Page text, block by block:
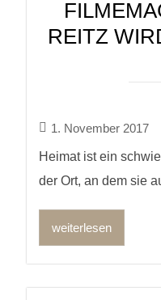
REITZ
1. November 2017
Heimat ist ein
der Ort, an dem sie
weiterlesen